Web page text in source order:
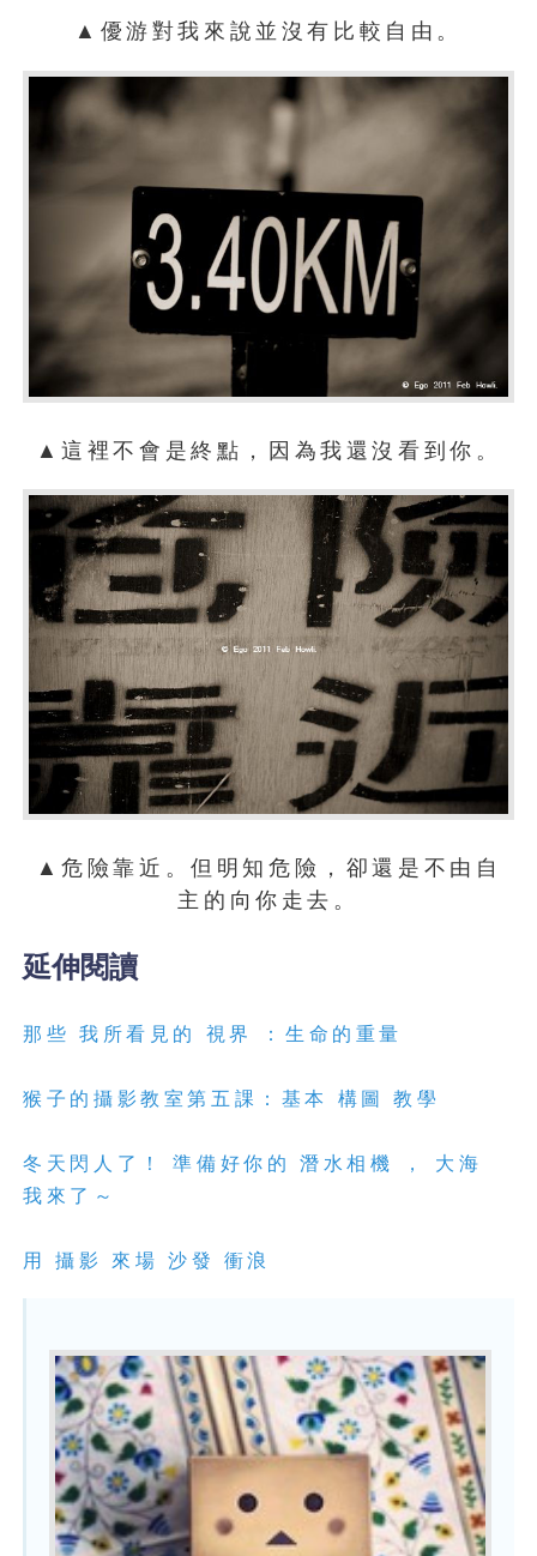
▲優游對我來說並沒有比較自由。
▲這裡不會是終點，因為我還沒看到你。
▲危險靠近。但明知危險，卻還是不由自
主的向你走去。
延伸閱讀
那些 我所看見的 視界 ：生命的重量
猴子的攝影教室第五課：基本 構圖 教學
冬天閃人了！ 準備好你的 潛水相機 ， 大海
我來了～
用 攝影 來場 沙發 衝浪